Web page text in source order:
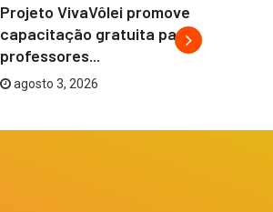
Projeto VivaVôlei promove
capacitação gratuita para
professores...
agosto 3, 2026